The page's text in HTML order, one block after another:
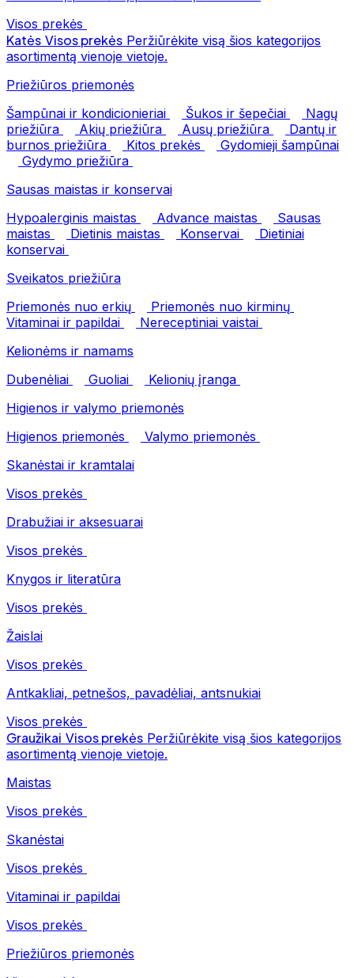
Visos prekės
Katės Visos prekės Peržiūrėkite visą šios kategorijos
asortimentą vienoje vietoje.
Priežiūros priemonės
Šampūnai ir kondicionieriai
Šukos ir šepečiai
Nagų
priežiūra
Akių priežiūra Ausų priežiūra
Dantų ir
burnos priežiūra
Kitos prekės
Gydomieji šampūnai
Gydymo priežiūra
Sausas maistas ir konservai
Hypoalerginis maistas
Advance maistas
Sausas
maistas
Dietinis maistas Konservai
Dietiniai
konservai
Sveikatos priežiūra
Priemonės nuo erkių
Priemonės nuo kirminų
Vitaminai ir papildai
Nereceptiniai vaistai
Kelionėms ir namams
Dubenėliai
Guoliai
Kelionių įranga
Higienos ir valymo priemonės
Higienos priemonės
Valymo priemonės
Skanėstai ir kramtalai
Visos prekės
Drabužiai ir aksesuarai
Visos prekės
Knygos ir literatūra
Visos prekės
Žaislai
Visos prekės
Antkakliai, petnešos, pavadėliai, antsnukiai
Visos prekės
Graužikai Visos prekės Peržiūrėkite visą šios kategorijos
asortimentą vienoje vietoje.
Maistas
Visos prekės
Skanėstai
Visos prekės
Vitaminai ir papildai
Visos prekės
Priežiūros priemonės